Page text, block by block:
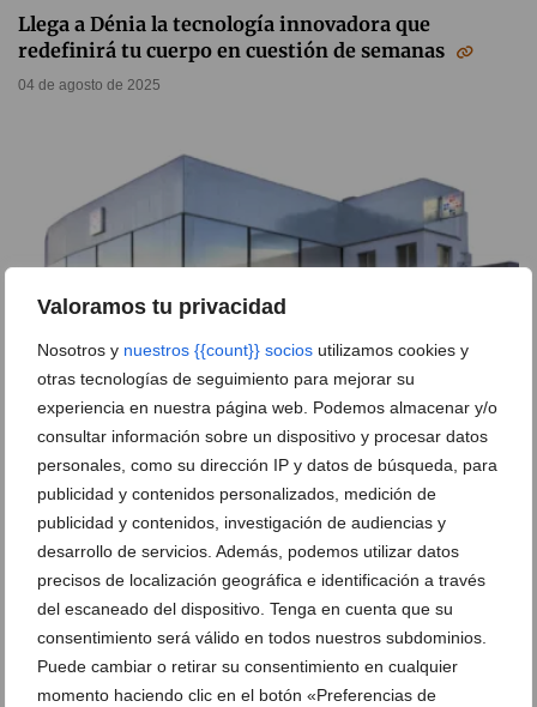
Valoramos tu privacidad
Nosotros y nuestros {{count}} socios utilizamos cookies y
otras tecnologías de seguimiento para mejorar su
experiencia en nuestra página web. Podemos almacenar y/o
consultar información sobre un dispositivo y procesar datos
personales, como su dirección IP y datos de búsqueda, para
publicidad y contenidos personalizados, medición de
publicidad y contenidos, investigación de audiencias y
desarrollo de servicios. Además, podemos utilizar datos
precisos de localización geográfica e identificación a través
del escaneado del dispositivo. Tenga en cuenta que su
consentimiento será válido en todos nuestros subdominios.
Puede cambiar o retirar su consentimiento en cualquier
momento haciendo clic en el botón «Preferencias de
Llega a Dénia la tecnología innovadora que
redefinirá tu cuerpo en cuestión de semanas
04 de agosto de 2025
Policlínica Glorieta inicia las obras de ampliación
de sus instalaciones superiores
23 de julio de 2025